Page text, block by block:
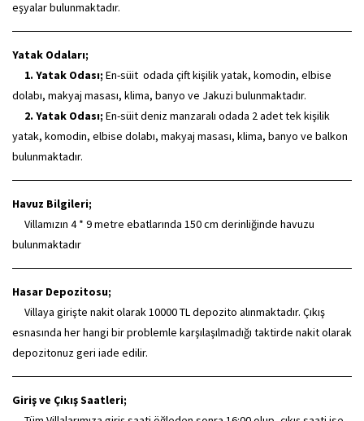
eşyalar bulunmaktadır.
Yatak Odaları;
1. Yatak Odası; En-süit odada çift kişilik yatak, komodin, elbise
dolabı, makyaj masası, klima, banyo ve Jakuzi bulunmaktadır.
2. Yatak Odası; En-süit deniz manzaralı odada 2 adet tek kişilik
yatak, komodin, elbise dolabı, makyaj masası, klima, banyo ve balkon
bulunmaktadır.
Havuz Bilgileri;
Villamızın 4 * 9 metre ebatlarında 150 cm derinliğinde havuzu
bulunmaktadır
Hasar Depozitosu;
Villaya girişte nakit olarak 10000 TL depozito alınmaktadır. Çıkış
esnasında her hangi bir problemle karşılaşılmadığı taktirde nakit olarak
depozitonuz geri iade edilir.
Giriş ve Çıkış Saatleri;